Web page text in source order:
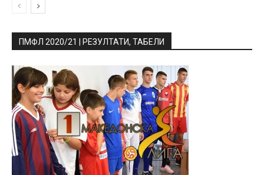
ПМФЛ 2020/21 | РЕЗУЛТАТИ, ТАБЕЛИ